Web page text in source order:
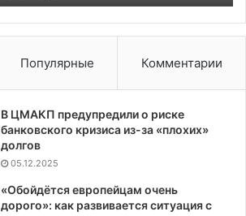
Популярные Комментарии
В ЦМАКП предупредили о риске
банковского кризиса из-за «плохих»
долгов
05.12.2025
«Обойдётся европейцам очень
дорого»: как развивается ситуация с